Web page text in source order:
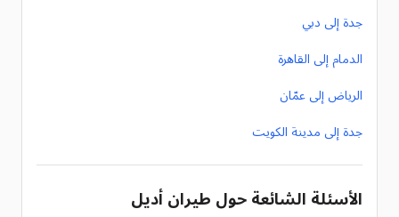
جدة إلى دبي
الدمام إلى القاهرة
الرياض إلى عمّان
جدة إلى مدينة الكويت
الأسئلة الشائعة حول طيران أديل